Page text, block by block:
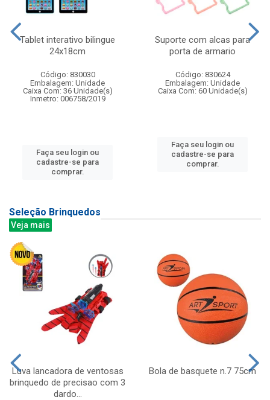
Tablet interativo bilingue
24x18cm
Código: 830030
Embalagem: Unidade
Caixa Com: 36 Unidade(s)
Inmetro: 006758/2019
Faça seu login ou
cadastre-se para
comprar.
Suporte com alcas para
porta de armario
Código: 830624
Embalagem: Unidade
Caixa Com: 60 Unidade(s)
Faça seu login ou
cadastre-se para
comprar.
Seleção Brinquedos
Veja mais
Luva lancadora de ventosas
brinquedo de precisao com 3
dardo...
Bola de basquete n.7 75cm